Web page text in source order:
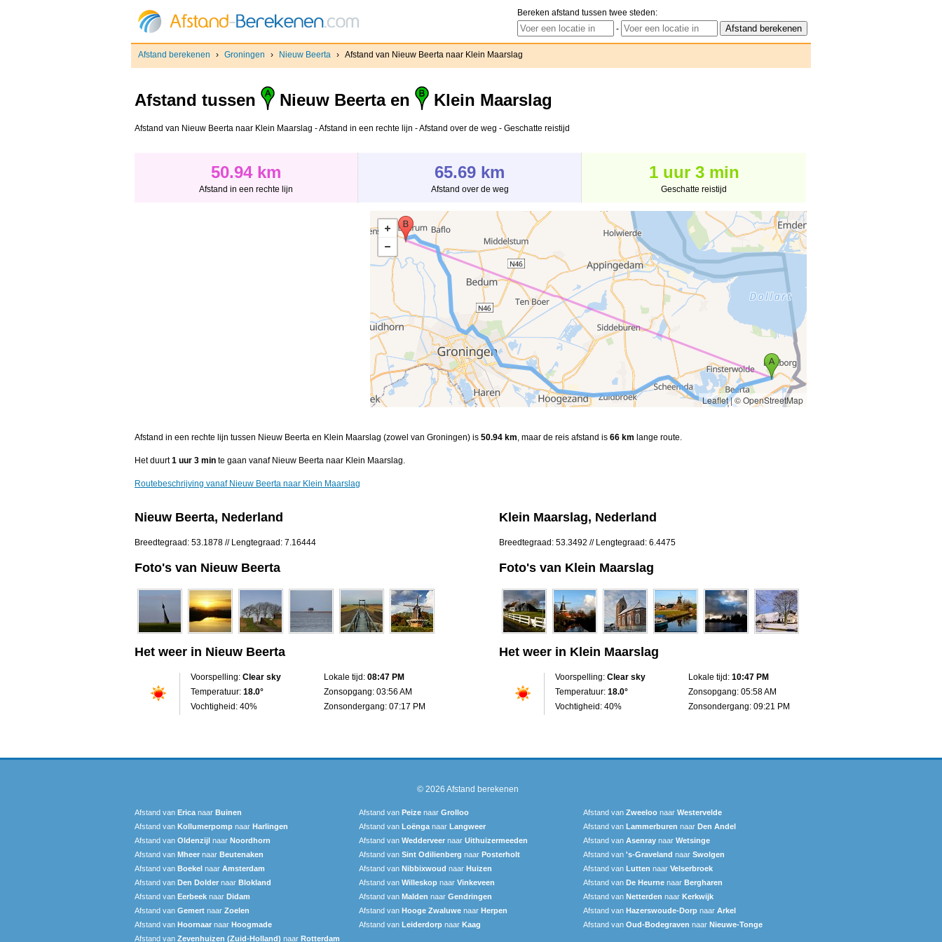
Bereken afstand tussen twee steden:
-
Afstand berekenen › Groningen › Nieuw Beerta › Afstand van Nieuw Beerta naar Klein Maarslag
Afstand tussen Nieuw Beerta en Klein Maarslag
Afstand van Nieuw Beerta naar Klein Maarslag - Afstand in een rechte lijn - Afstand over de weg - Geschatte reistijd
50.94 km
Afstand in een rechte lijn
65.69 km
Afstand over de weg
1 uur 3 min
Geschatte reistijd
Leaflet|© OpenStreetMap
Afstand in een rechte lijn tussen Nieuw Beerta en Klein Maarslag (zowel van Groningen) is 50.94 km, maar de reis afstand is 66 km lange route.
Het duurt1 uur 3 min te gaan vanaf Nieuw Beerta naar Klein Maarslag.
Routebeschrijving vanaf Nieuw Beerta naar Klein Maarslag
Nieuw Beerta, Nederland
Breedtegraad: 53.1878 // Lengtegraad: 7.16444
Foto's van Nieuw Beerta
Het weer in Nieuw Beerta
Voorspelling: Clear sky
Temperatuur: 18.0°
Vochtigheid: 40%
Lokale tijd: 08:47 PM
Zonsopgang: 03:56 AM
Zonsondergang: 07:17 PM
Klein Maarslag, Nederland
Breedtegraad: 53.3492 // Lengtegraad: 6.4475
Foto's van Klein Maarslag
Het weer in Klein Maarslag
Voorspelling: Clear sky
Temperatuur: 18.0°
Vochtigheid: 40%
Lokale tijd: 10:47 PM
Zonsopgang: 05:58 AM
Zonsondergang: 09:21 PM
© 2026 Afstand berekenen
Afstand van Erica naar Buinen Afstand van Peize naar Grolloo Afstand van Zweeloo naar Westervelde
Afstand van Kollumerpomp naar Harlingen Afstand van Loënga naar Langweer‎ Afstand van Lammerburen naar Den Andel
Afstand van Oldenzijl naar Noordhorn Afstand van Wedderveer naar Uithuizermeeden Afstand van Asenray naar Wetsinge
Afstand van Mheer naar Beutenaken Afstand van Sint Odilienberg naar Posterholt Afstand van 's-Graveland naar Swolgen
Afstand van Boekel naar Amsterdam Afstand van Nibbixwoud naar Huizen Afstand van Lutten naar Velserbroek
Afstand van Den Dolder naar Blokland Afstand van Willeskop naar Vinkeveen Afstand van De Heurne naar Bergharen
Afstand van Eerbeek naar Didam Afstand van Malden naar Gendringen Afstand van Netterden naar Kerkwijk
Afstand van Gemert naar Zoelen Afstand van Hooge Zwaluwe naar Herpen Afstand van Hazerswoude-Dorp naar Arkel
Afstand van Hoornaar naar Hoogmade Afstand van Leiderdorp naar Kaag Afstand van Oud-Bodegraven‎ naar Nieuwe-Tonge
Afstand van Zevenhuizen (Zuid-Holland) naar Rotterdam